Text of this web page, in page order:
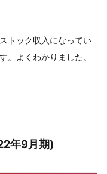
トック収入になってい
。よくわかりました。
年9月期)